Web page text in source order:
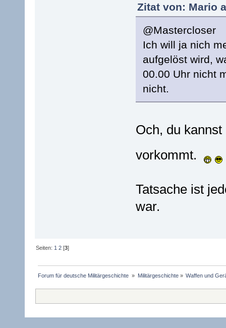
Zitat von: Mario
@Mastercloser
Ich will ja nich
aufgelöst wird,
00.00 Uhr nicht
nicht.
Och, du
vorkommt.
Tatsache ist
war.
Seiten: 1 2 [3]
Forum für deutsche Militärgeschichte » Militärgeschichte» Waffen und